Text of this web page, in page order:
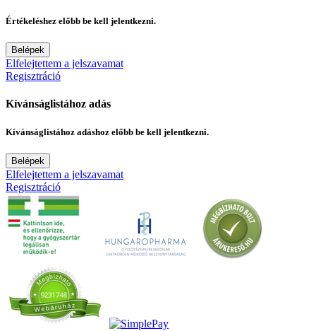
Értékeléshez előbb be kell jelentkezni.
Belépek
Elfelejtettem a jelszavamat
Regisztráció
Kívánságlistához adás
Kívánságlistához adáshoz előbb be kell jelentkezni.
Belépek
Elfelejtettem a jelszavamat
Regisztráció